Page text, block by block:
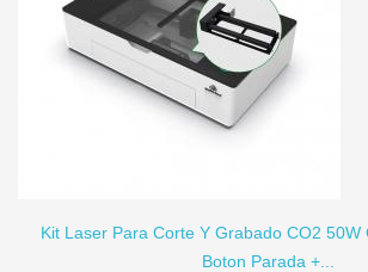
Kit Laser Para Corte Y Grabado CO2 50W
Boton Parada +...